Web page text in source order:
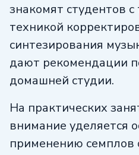
знакомят студентов
техникой
синтезирования
дают рекомендации
домашней студии.
На практических
внимание уделяется
применению семплов